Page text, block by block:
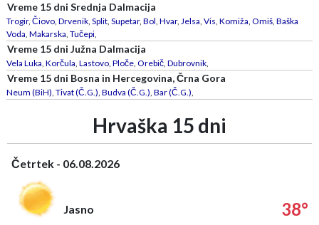
Vreme 15 dni Srednja Dalmacija
Trogir, Čiovo, Drvenik, Split, Supetar, Bol, Hvar, Jelsa, Vis, Komiža, Omiš, Baška
Voda, Makarska, Tučepi,
Vreme 15 dni Južna Dalmacija
Vela Luka, Korčula, Lastovo, Ploče, Orebič, Dubrovnik,
Vreme 15 dni Bosna in Hercegovina, Črna Gora
Neum (BiH), Tivat (Č.G.), Budva (Č.G.), Bar (Č.G.),
Hrvaška 15 dni
Četrtek - 06.08.2026
Jasno 38°